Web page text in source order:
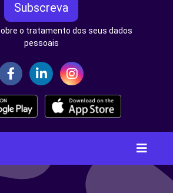
Subscreva
o tratamento dos seus dados
pessoais